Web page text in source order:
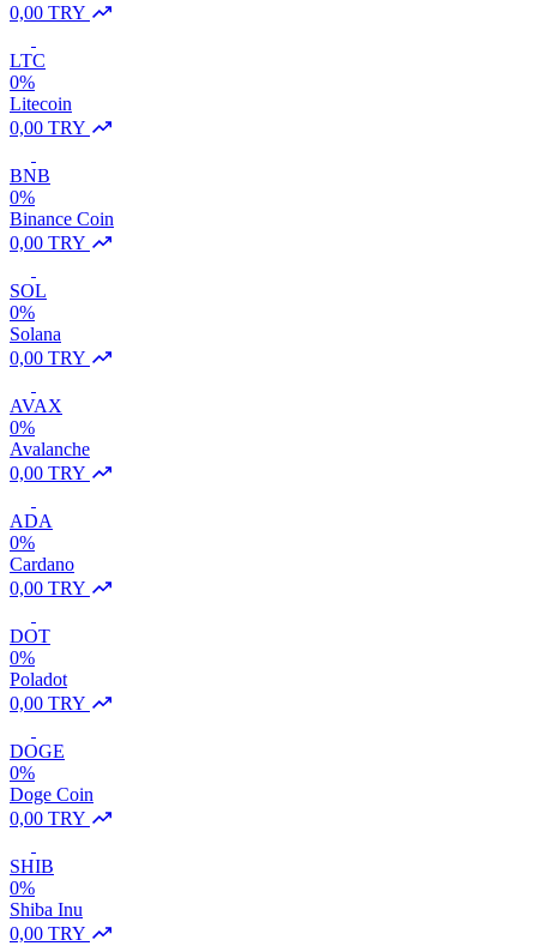
0,00 TRY
LTC
0%
Litecoin
0,00 TRY
BNB
0%
Binance Coin
0,00 TRY
SOL
0%
Solana
0,00 TRY
AVAX
0%
Avalanche
0,00 TRY
ADA
0%
Cardano
0,00 TRY
DOT
0%
Poladot
0,00 TRY
DOGE
0%
Doge Coin
0,00 TRY
SHIB
0%
Shiba Inu
0,00 TRY